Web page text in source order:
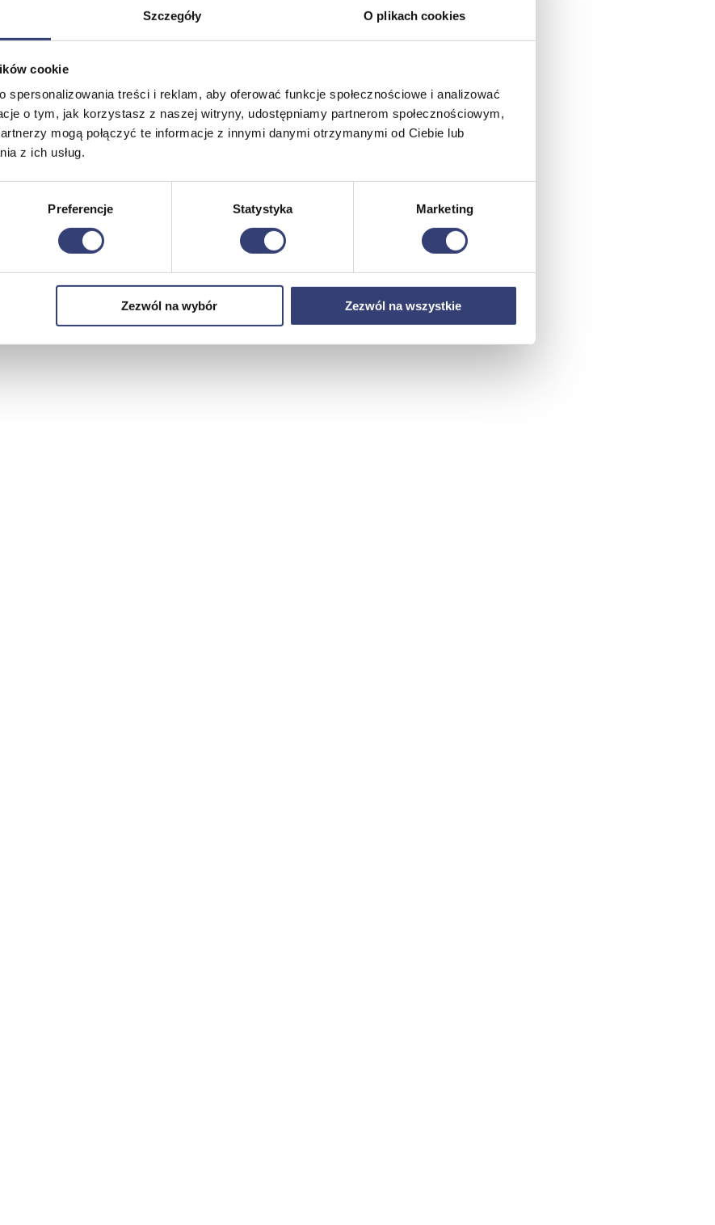
Szczegóły O plikach cookies
cookie
spersonalizowania treści i reklam, aby oferować funkcje społecznościowe i analizować
o tym, jak korzystasz z naszej witryny, udostępniamy partnerom społecznościowym,
mogą połączyć te informacje z innymi danymi otrzymanymi od Ciebie lub
z ich usług.
Preferencje Statystyka Marketing
Zezwól na wybór Zezwól na wszystkie